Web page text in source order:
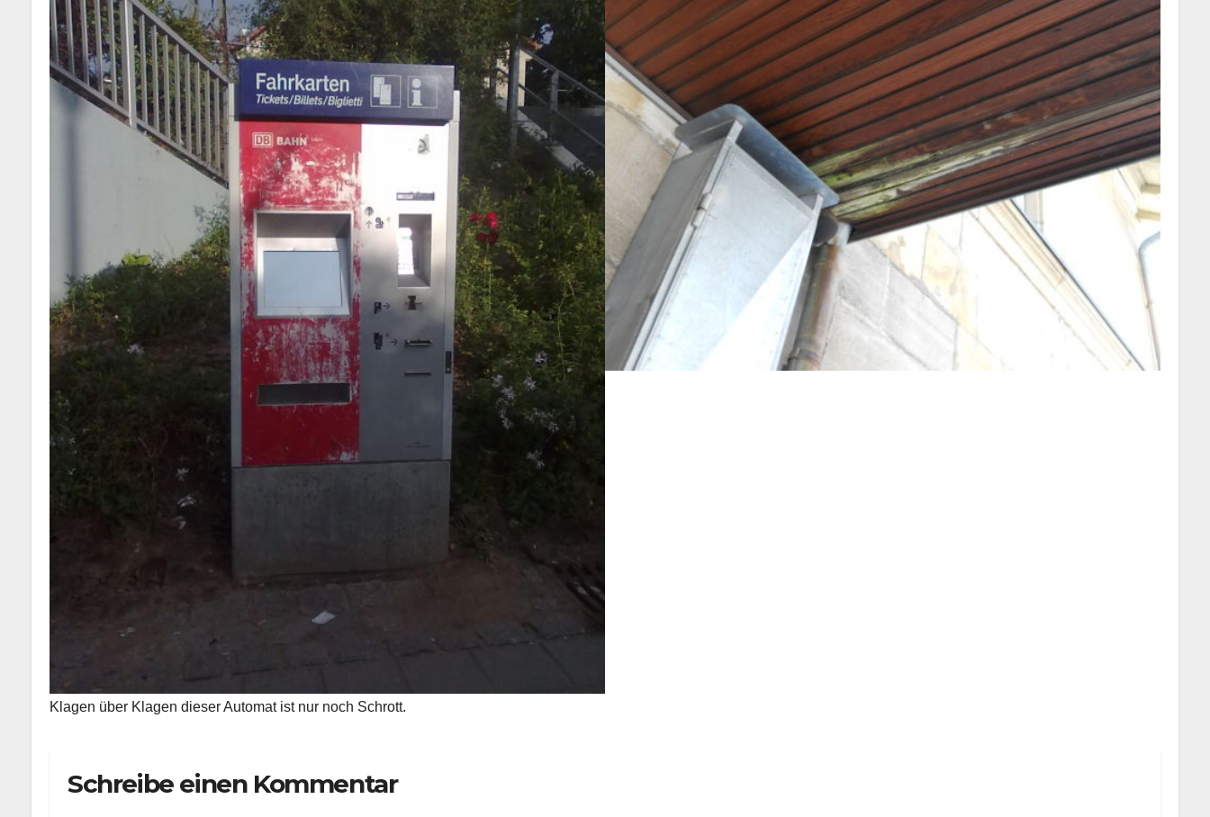
Klagen über Klagen dieser Automat ist nur noch Schrott.
Schreibe einen Kommentar